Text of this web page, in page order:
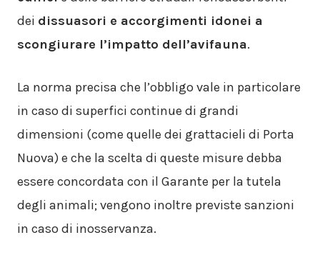
dei dissuasori e accorgimenti idonei a
scongiurare l’impatto dell’avifauna.
La norma precisa che l’obbligo vale in particolare
in caso di superfici continue di grandi
dimensioni (come quelle dei grattacieli di Porta
Nuova) e che la scelta di queste misure debba
essere concordata con il Garante per la tutela
degli animali; vengono inoltre previste sanzioni
in caso di inosservanza.